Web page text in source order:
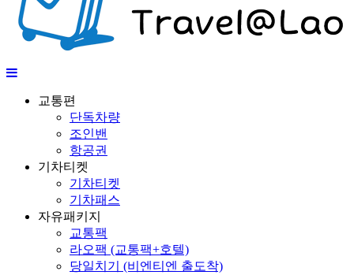
교통편
단독차량
조인밴
항공권
기차티켓
기차티켓
기차패스
자유패키지
교통팩
라오팩 (교통팩+호텔)
당일치기 (비엔티엔 출도착)